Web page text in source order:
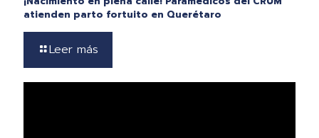
atienden parto fortuito en Querétaro
Leer más